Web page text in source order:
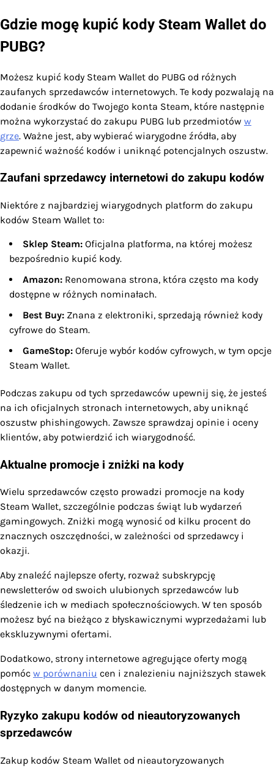
Gdzie mogę kupić kody Steam Wallet do
PUBG?
Możesz kupić kody Steam Wallet do PUBG od różnych
zaufanych sprzedawców internetowych. Te kody pozwalają na
dodanie środków do Twojego konta Steam, które następnie
można wykorzystać do zakupu PUBG lub przedmiotów w
grze. Ważne jest, aby wybierać wiarygodne źródła, aby
zapewnić ważność kodów i uniknąć potencjalnych oszustw.
Zaufani sprzedawcy internetowi do zakupu kodów
Niektóre z najbardziej wiarygodnych platform do zakupu
kodów Steam Wallet to:
Sklep Steam: Oficjalna platforma, na której możesz
bezpośrednio kupić kody.
Amazon: Renomowana strona, która często ma kody
dostępne w różnych nominałach.
Best Buy: Znana z elektroniki, sprzedają również kody
cyfrowe do Steam.
GameStop: Oferuje wybór kodów cyfrowych, w tym opcje
Steam Wallet.
Podczas zakupu od tych sprzedawców upewnij się, że jesteś
na ich oficjalnych stronach internetowych, aby uniknąć
oszustw phishingowych. Zawsze sprawdzaj opinie i oceny
klientów, aby potwierdzić ich wiarygodność.
Aktualne promocje i zniżki na kody
Wielu sprzedawców często prowadzi promocje na kody
Steam Wallet, szczególnie podczas świąt lub wydarzeń
gamingowych. Zniżki mogą wynosić od kilku procent do
znacznych oszczędności, w zależności od sprzedawcy i
okazji.
Aby znaleźć najlepsze oferty, rozważ subskrypcję
newsletterów od swoich ulubionych sprzedawców lub
śledzenie ich w mediach społecznościowych. W ten sposób
możesz być na bieżąco z błyskawicznymi wyprzedażami lub
ekskluzywnymi ofertami.
Dodatkowo, strony internetowe agregujące oferty mogą
pomóc w porównaniu cen i znalezieniu najniższych stawek
dostępnych w danym momencie.
Ryzyko zakupu kodów od nieautoryzowanych
sprzedawców
Zakup kodów Steam Wallet od nieautoryzowanych